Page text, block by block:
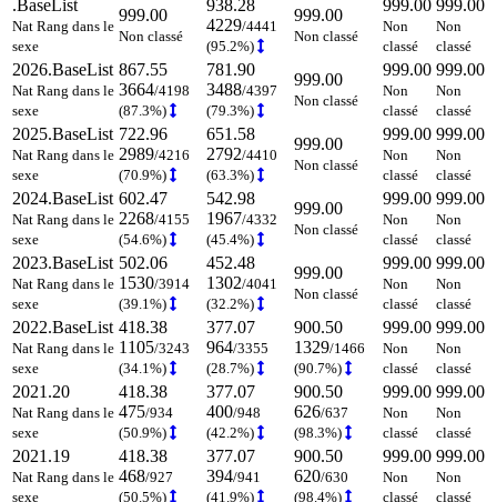
.BaseList
Nat Rang dans le
sexe
999.00
Non classé
938.28
4229/4441
(95.2%)
999.00
Non classé
999.00
Non
classé
999.00
Non
classé
2026.BaseList
Nat Rang dans le
sexe
867.55
3664/4198
(87.3%)
781.90
3488/4397
(79.3%)
999.00
Non classé
999.00
Non
classé
999.00
Non
classé
2025.BaseList
Nat Rang dans le
sexe
722.96
2989/4216
(70.9%)
651.58
2792/4410
(63.3%)
999.00
Non classé
999.00
Non
classé
999.00
Non
classé
2024.BaseList
Nat Rang dans le
sexe
602.47
2268/4155
(54.6%)
542.98
1967/4332
(45.4%)
999.00
Non classé
999.00
Non
classé
999.00
Non
classé
2023.BaseList
Nat Rang dans le
sexe
502.06
1530/3914
(39.1%)
452.48
1302/4041
(32.2%)
999.00
Non classé
999.00
Non
classé
999.00
Non
classé
2022.BaseList
Nat Rang dans le
sexe
418.38
1105/3243
(34.1%)
377.07
964/3355
(28.7%)
900.50
1329/1466
(90.7%)
999.00
Non
classé
999.00
Non
classé
2021.20
Nat Rang dans le
sexe
418.38
475/934
(50.9%)
377.07
400/948
(42.2%)
900.50
626/637
(98.3%)
999.00
Non
classé
999.00
Non
classé
2021.19
Nat Rang dans le
sexe
418.38
468/927
(50.5%)
377.07
394/941
(41.9%)
900.50
620/630
(98.4%)
999.00
Non
classé
999.00
Non
classé